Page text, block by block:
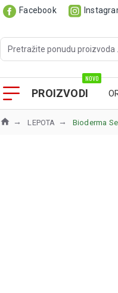
Facebook
PROIZVODI
NOVO
LEPOTA Bioderma